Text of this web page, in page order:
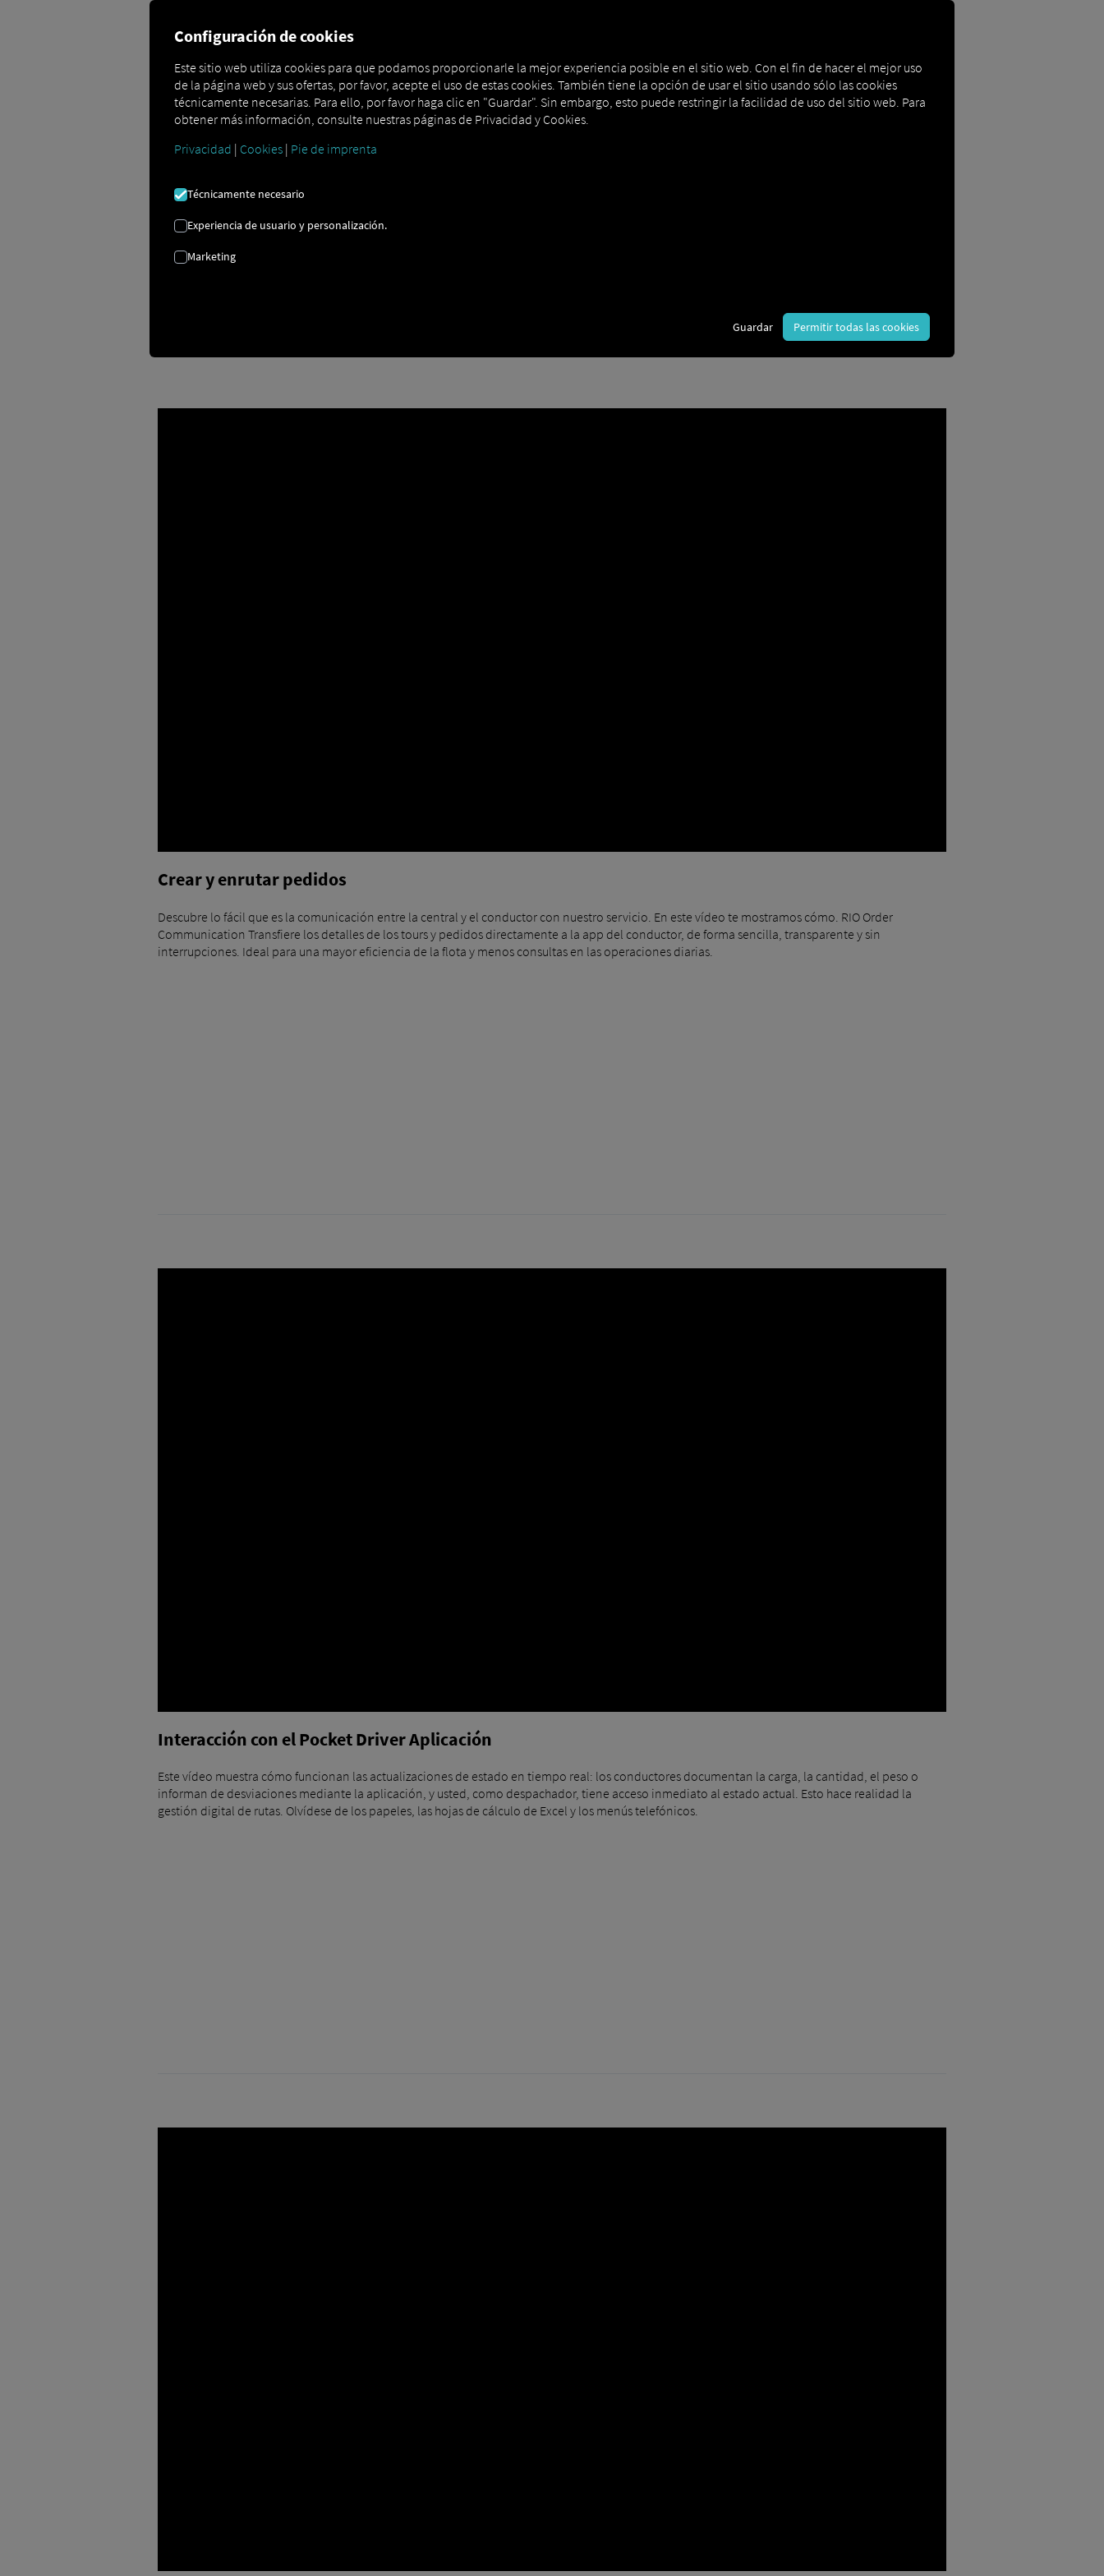
Comunicación eficiente entre la central y los conductores
la transmisión de pedidos, las actualizaciones de estado o la función de chat: RIO Hace que la comunicación a lo largo de toda la cadena de
suministro sea más rápida, segura y transparente.
Crear y enrutar pedidos
Descubre lo fácil que es la comunicación entre la central y el conductor con nuestro servicio. En este vídeo te mostramos cómo. RIO Order
Communication Transfiere los detalles de los tours y pedidos directamente a la app del conductor, de forma sencilla, transparente y sin
interrupciones. Ideal para una mayor eficiencia de la flota y menos consultas en las operaciones diarias.
Interacción con el Pocket Driver Aplicación
Este vídeo muestra cómo funcionan las actualizaciones de estado en tiempo real: los conductores documentan la carga, la cantidad, el peso o
informan de desviaciones mediante la aplicación, y usted, como despachador, tiene acceso inmediato al estado actual. Esto hace realidad la
gestión digital de rutas. Olvídese de los papeles, las hojas de cálculo de Excel y los menús telefónicos.
Configuración de cookies
Este sitio web utiliza cookies para que podamos proporcionarle la mejor experiencia posible en el sitio web. Con el fin de hacer el mejor uso
de la página web y sus ofertas, por favor, acepte el uso de estas cookies. También tiene la opción de usar el sitio usando sólo las cookies
técnicamente necesarias. Para ello, por favor haga clic en "Guardar". Sin embargo, esto puede restringir la facilidad de uso del sitio web. Para
obtener más información, consulte nuestras páginas de Privacidad y Cookies.
Privacidad | Cookies | Pie de imprenta
Técnicamente necesario
Experiencia de usuario y personalización.
Marketing
Guardar Permitir todas las cookies